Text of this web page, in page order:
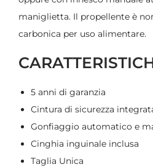
maniglietta. Il propellente è
carbonica per uso alimentare.
5 anni di garanzia
Cintura di sicurezza
Gonfiaggio automatico e
Cinghia inguinale inclusa
Taglia Unica